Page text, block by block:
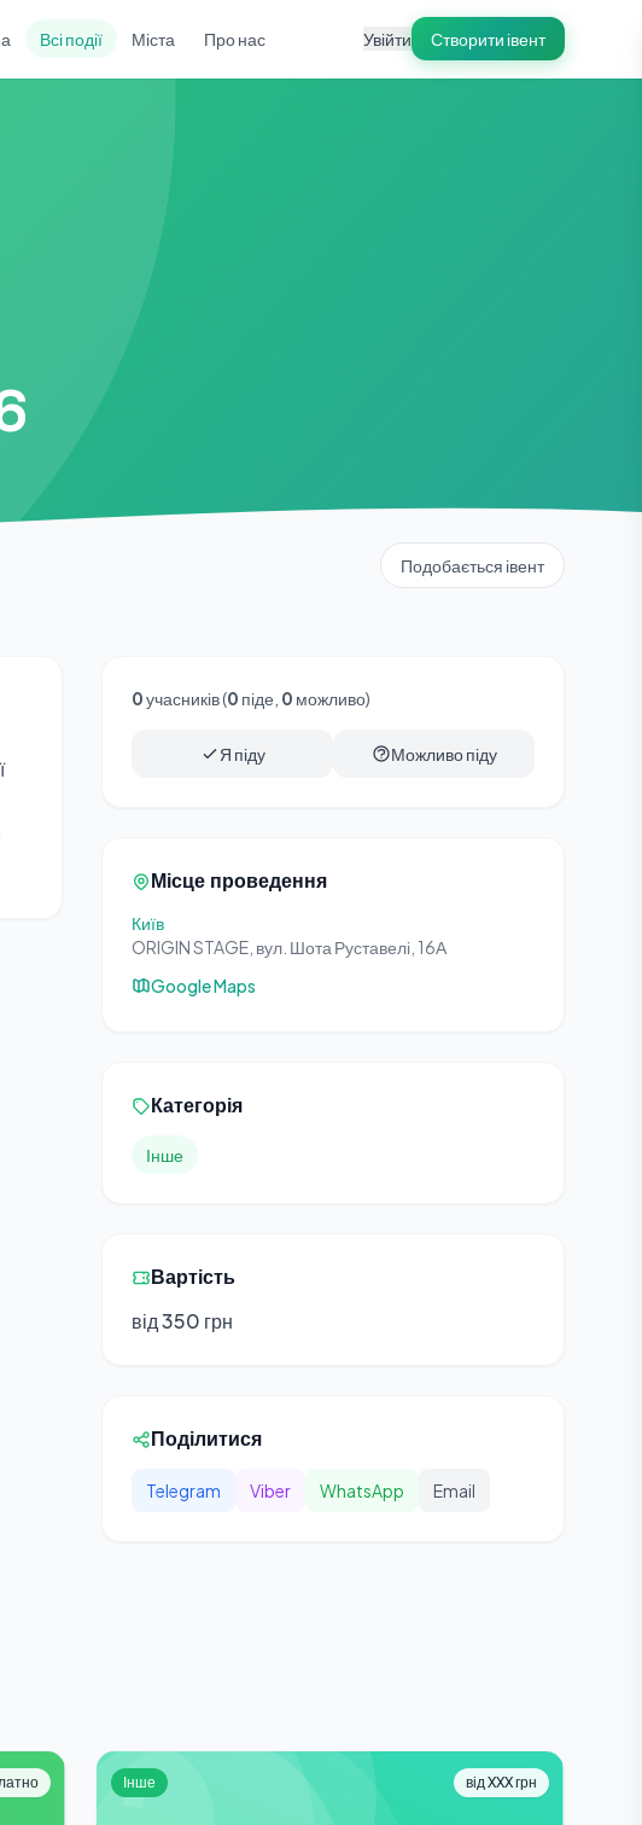
Всі події Міста Про нас Увійти Створити івент
Подобається івент
0учасників (0 піде, 0 можливо)
Я піду Можливо піду
Місце проведення
Київ
ORIGIN STAGE, вул. Шота Руставелі, 16А
Google Maps
Категорія
Інше
Вартість
від 350 грн
Поділитися
Telegram Viber WhatsApp Email
Інше від XXX грн